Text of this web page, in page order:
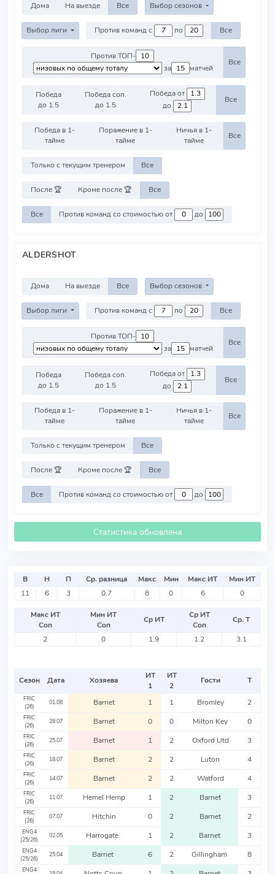
Дома На выезде Все Выбор сезонов
Выбор лиги Против команд с по Все
Против ТОП-
за
матчей
Все
Победа
до 1.5
Победа соп.
до 1.5
Победа от
до
Все
Победа в 1-
тайме
Поражение в 1-
тайме
Ничья в 1-
тайме
Все
Только с текущим тренером Все
После 🏆 Кроме после 🏆 Все
Все Против команд со стоимостью от до
ALDERSHOT
Дома На выезде Все Выбор сезонов
Выбор лиги Против команд с по Все
Против ТОП-
за
матчей
Все
Победа
до 1.5
Победа соп.
до 1.5
Победа от
до
Все
Победа в 1-
тайме
Поражение в 1-
тайме
Ничья в 1-
тайме
Все
Только с текущим тренером Все
После 🏆 Кроме после 🏆 Все
Все Против команд со стоимостью от до
Статистика обновлена
В Н П Ср. разница Макс Мин Макс ИТ
Мин ИТ
11
6 3 0.7 8 0 6 0
Макс ИТ
Соп
Мин ИТ
Соп
Ср ИТ
Ср ИТ
Соп
Ср. Т
2
0 1.9 1.2 3.1
Сезон Дата Хозяева
ИТ
1
ИТ
2
Гости Т
FRIC
(26)
01.08 Barnet 1 1 Bromley 2
FRIC
(26)
28.07 Barnet 0 0 Milton Key 0
FRIC
(26)
25.07 Barnet 1 2 Oxford Utd 3
FRIC
(26)
18.07 Barnet 2 2 Luton 4
FRIC
(26)
14.07 Barnet 2 2 Watford 4
FRIC
(26)
11.07 Hemel Hemp 1 2 Barnet 3
FRIC
(26)
07.07 Hitchin 0 2 Barnet 2
ENG4
(25/26)
02.05 Harrogate 1 2 Barnet 3
ENG4
(25/26)
25.04 Barnet 6 2 Gillingham 8
ENG4